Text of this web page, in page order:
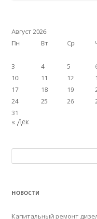
Август 2026
Пн
Вт Ср
3
4 5
10
11 12
17
18 19
24
25 26
31
« Дек
НОВОСТИ
Капитальный ремонт